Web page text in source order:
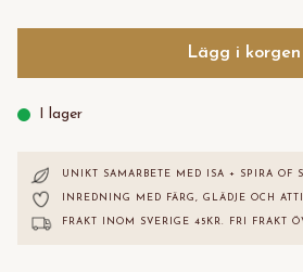
Lägg i korgen
I lager
UNIKT SAMARBETE MED ISA + SPIRA OF
INREDNING MED FÄRG, GLÄDJE OCH
FRAKT INOM SVERIGE 45KR. FRI FRAKT